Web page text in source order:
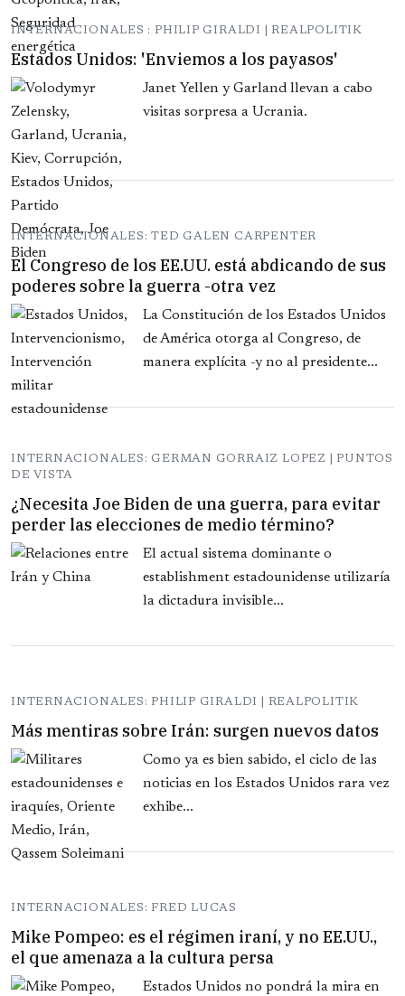
INTERNACIONALES : PHILIP GIRALDI | REALPOLITIK
Estados Unidos: 'Enviemos a los payasos'
Janet Yellen y Garland llevan a cabo
visitas sorpresa a Ucrania.
INTERNACIONALES: TED GALEN CARPENTER
El Congreso de los EE.UU. está abdicando de sus
poderes sobre la guerra -otra vez
La Constitución de los Estados Unidos
de América otorga al Congreso, de
manera explícita -y no al presidente...
INTERNACIONALES: GERMAN GORRAIZ LOPEZ | PUNTOS
DE VISTA
¿Necesita Joe Biden de una guerra, para evitar
perder las elecciones de medio término?
El actual sistema dominante o
establishment estadounidense utilizaría
la dictadura invisible...
INTERNACIONALES: PHILIP GIRALDI | REALPOLITIK
Más mentiras sobre Irán: surgen nuevos datos
Como ya es bien sabido, el ciclo de las
noticias en los Estados Unidos rara vez
exhibe...
INTERNACIONALES: FRED LUCAS
Mike Pompeo: es el régimen iraní, y no EE.UU.,
el que amenaza a la cultura persa
Estados Unidos no pondrá la mira en